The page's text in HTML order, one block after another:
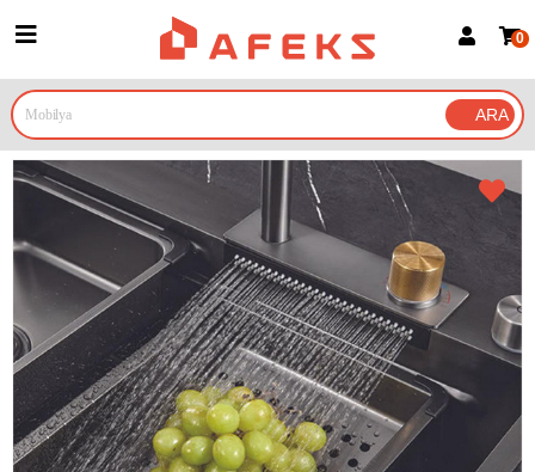
Google İle Bağlan
0